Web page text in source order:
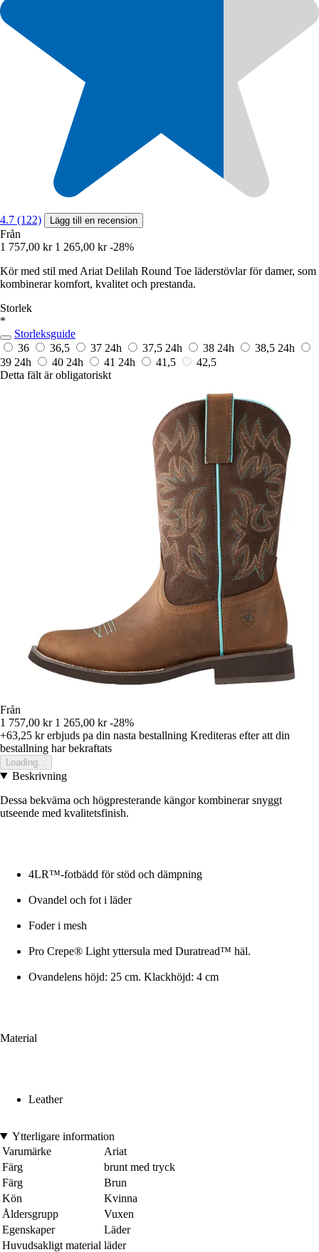
4.7 (122) Lägg till en recension
Från
1 757,00 kr 1 265,00 kr -28%
Kör med stil med Ariat Delilah Round Toe läderstövlar för damer, som
kombinerar komfort, kvalitet och prestanda.
Storlek
*
Storleksguide
36
36,5 37 24h 37,5 24h 38 24h 38,5 24h
39 24h 40 24h 41 24h 41,5
42,5
Detta fält är obligatoriskt
Från
1 757,00 kr 1 265,00 kr -28%
+63,25 krerbjuds pa din nasta bestallning Krediteras efter att din
bestallning har bekraftats
Loading...
Beskrivning
Dessa bekväma och högpresterande kängor kombinerar snyggt
utseende med kvalitetsfinish.
4LR™-fotbädd för stöd och dämpning
Ovandel och fot i läder
Foder i mesh
Pro Crepe® Light yttersula med Duratread™ häl.
Ovandelens höjd: 25 cm. Klackhöjd: 4 cm
Material
Leather
Ytterligare information
Varumärke
Ariat
Färg
brunt med tryck
Färg
Brun
Kön
Kvinna
Åldersgrupp
Vuxen
Egenskaper
Läder
Huvudsakligt material läder